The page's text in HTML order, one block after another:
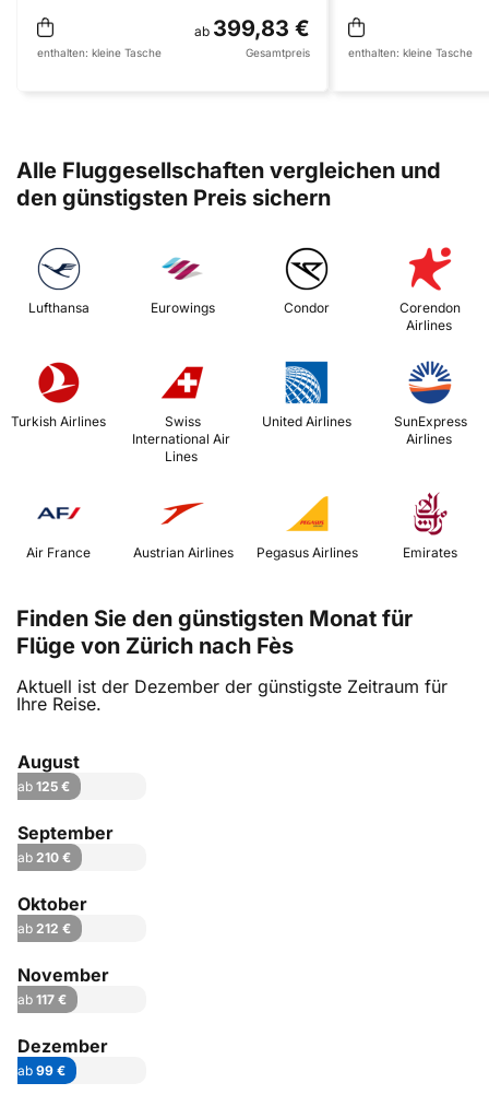
ab 399,83 €
enthalten: kleine Tasche Gesamtpreis enthalten: kleine Tasche
Alle Fluggesellschaften vergleichen und
den günstigsten Preis sichern
Lufthansa Eurowings Condor
Corendon
Airlines
Turkish Airlines
International Air
Lines
United Airlines
Airlines
Air France Austrian Airlines Emirates
Finden Sie den günstigsten Monat für
Flüge von Zürich nach Fès
Aktuell ist der Dezember der günstigste Zeitraum für
Ihre Reise.
August
ab 125 €
September
ab 210 €
Oktober
ab 212 €
November
ab 117 €
Dezember
ab 99 €